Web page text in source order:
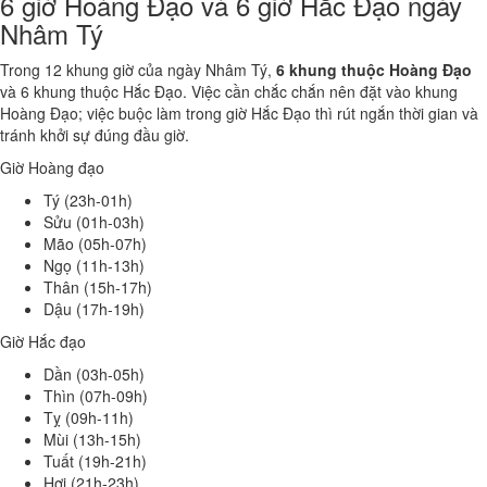
Nhâm Tý
Trong 12 khung giờ của ngày Nhâm Tý, 6 khung thuộc Hoàng Đạo
và 6 khung thuộc Hắc Đạo. Việc cần chắc chắn nên đặt vào khung
Hoàng Đạo; việc buộc làm trong giờ Hắc Đạo thì rút ngắn thời gian và
tránh khởi sự đúng đầu giờ.
Giờ Hoàng đạo
Tý (23h-01h)
Sửu (01h-03h)
Mão (05h-07h)
Ngọ (11h-13h)
Thân (15h-17h)
Dậu (17h-19h)
Giờ Hắc đạo
Dần (03h-05h)
Thìn (07h-09h)
Tỵ (09h-11h)
Mùi (13h-15h)
Tuất (19h-21h)
Hợi (21h-23h)